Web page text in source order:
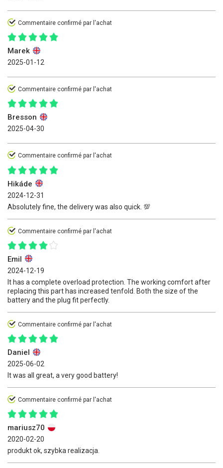
Commentaire confirmé par l'achat
Marek
2025-01-12
Commentaire confirmé par l'achat
Bresson
2025-04-30
Commentaire confirmé par l'achat
Hikáde
2024-12-31
Absolutely fine, the delivery was also quick. 💯
Commentaire confirmé par l'achat
Emil
2024-12-19
It has a complete overload protection. The working comfort after
replacing this part has increased tenfold. Both the size of the
battery and the plug fit perfectly.
Commentaire confirmé par l'achat
Daniel
2025-06-02
It was all great, a very good battery!
Commentaire confirmé par l'achat
mariusz70
2020-02-20
produkt ok, szybka realizacja.